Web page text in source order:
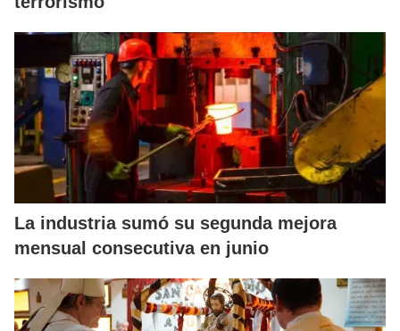
La industria sumó su segunda mejora
mensual consecutiva en junio